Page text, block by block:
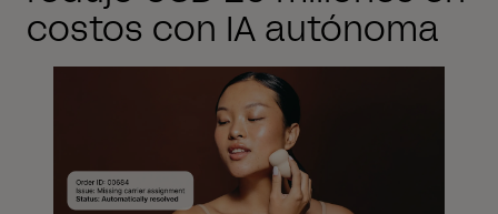
costos con IA autónoma